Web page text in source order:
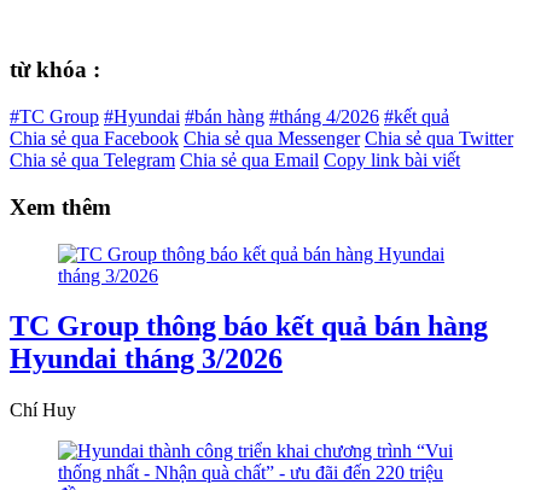
từ khóa :
#TC Group #Hyundai #bán hàng #tháng 4/2026 #kết quả
Chia sẻ qua Facebook Chia sẻ qua Messenger Chia sẻ qua Twitter
Chia sẻ qua Telegram Chia sẻ qua Email Copy link bài viết
Xem thêm
TC Group thông báo kết quả bán hàng
Hyundai tháng 3/2026
Chí Huy